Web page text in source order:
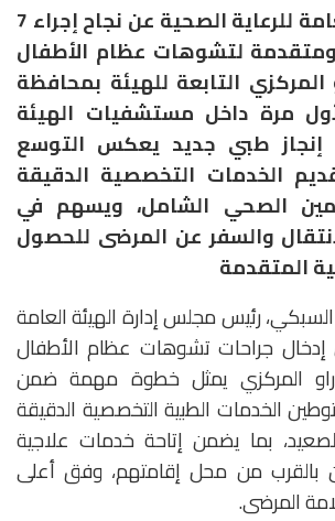
أعلنت الهيئة العامة للرعاية الصحية عن نجاح إجراء 7
لتشوهات عظام الأطفال
التابعة للهيئة بمحافظة
مرة داخل مستشفيات الهيئة
إنجاز طبي جديد يعكس التوسع
الخدمات التخصصية الدقيقة
الصحي الشامل، ويسهم في
والسفر عن المرضى للحصول
المتقدمة
رئيس مجلس إدارة الهيئة العامة
إدخال جراحات تشوهات عظام الأطفال
المركزي يمثل خطوة مهمة ضمن
الخدمات الطبية التخصصية الدقيقة
بما يضمن إتاحة خدمات علاجية
بالقرب من محل إقامتهم، وفق أعلى
المرضى.